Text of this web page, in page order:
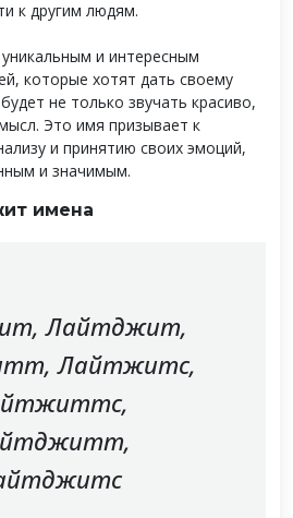
к другим людям.
и интересным
которые хотят дать своему
не только звучать красиво,
Это имя призывает к
и принятию своих эмоций,
и значимым.
имена
Лайтджит,
Лайтжитс,